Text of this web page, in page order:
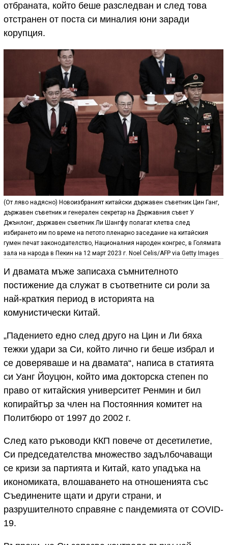
отбраната, който беше разследван и след това
отстранен от поста си миналия юни заради
корупция.
(От ляво надясно) Новоизбраният китайски държавен съветник Цин Ганг,
държавен съветник и генерален секретар на Държавния съвет У
Джънлонг, държавен съветник Ли Шангфу полагат клетва след
избирането им по време на петото пленарно заседание на китайския
гумен печат законодателство, Националния народен конгрес, в Голямата
зала на народа в Пекин на 12 март 2023 г. Noel Celis/AFP via Getty Images
И двамата мъже записаха съмнителното
постижение да служат в съответните си роли за
най-краткия период в историята на
комунистически Китай.
„Падението едно след друго на Цин и Ли бяха
тежки удари за Си, който лично ги беше избрал и
се доверяваше и на двамата“, написа в статията
си Уанг Йоуцюн, който има докторска степен по
право от китайския университет Ренмин и бил
копирайтър за член на Постоянния комитет на
Политбюро от 1997 до 2002 г.
След като ръководи ККП повече от десетилетие,
Си председателства множество задълбочаващи
се кризи за партията и Китай, като упадъка на
икономиката, влошаването на отношенията със
Съединените щати и други страни, и
разрушителното справяне с пандемията от COVID-
19.